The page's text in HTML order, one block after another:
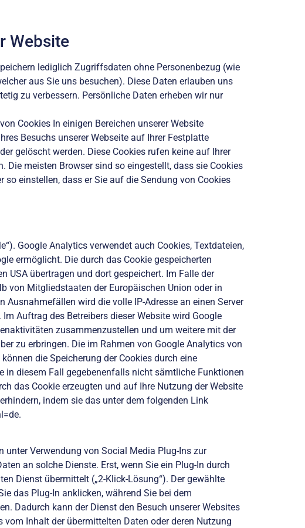
Website
lediglich Zugriffsdaten ohne Personenbezug (wie
aus Sie uns besuchen). Diese Daten erlauben uns
zu verbessern. Persönliche Daten erheben wir nur
Cookies In einigen Bereichen unserer Website
Besuchs unserer Webseite auf Ihrer Festplatte
gelöscht werden. Diese Cookies rufen keine auf Ihrer
Die meisten Browser sind so eingestellt, dass sie Cookies
einstellen, dass er Sie auf die Sendung von Cookies
Google Analytics verwendet auch Cookies, Textdateien,
ermöglicht. Die durch das Cookie gespeicherten
USA übertragen und dort gespeichert. Im Falle der
von Mitgliedstaaten der Europäischen Union oder in
wird die volle IP-Adresse an einen Server
Auftrag des Betreibers dieser Website wird Google
zusammenzustellen und um weitere mit der
zu erbringen. Die im Rahmen von Google Analytics von
die Speicherung der Cookies durch eine
in diesem Fall gegebenenfalls nicht sämtliche Funktionen
das Cookie erzeugten und auf Ihre Nutzung der Website
indem sie das unter dem folgenden Link
unter Verwendung von Social Media Plug-Ins zur
an solche Dienste. Erst, wenn Sie ein Plug-In durch
Dienst übermittelt („2-Klick-Lösung“). Der gewählte
das Plug-In anklicken, während Sie bei dem
Dadurch kann der Dienst den Besuch unserer Websites
Inhalt der übermittelten Daten oder deren Nutzung